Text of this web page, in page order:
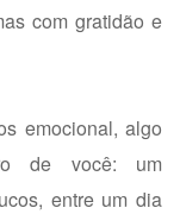
com gratidão e
emocional, algo
de você: um
entre um dia